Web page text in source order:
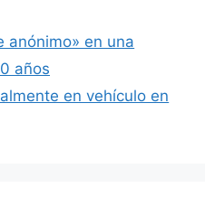
anónimo» en una
años
en vehículo en